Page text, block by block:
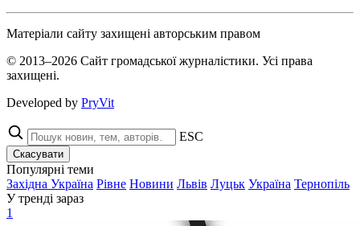
Матеріали сайту захищені авторським правом
© 2013–2026 Сайт громадської журналістики. Усі права
захищені.
Developed by PryVit
ESC
Скасувати
Популярні теми
Західна Україна Рівне Новини Львів Луцьк Україна Тернопіль
У тренді зараз
1